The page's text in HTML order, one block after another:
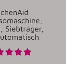
Siebträger,